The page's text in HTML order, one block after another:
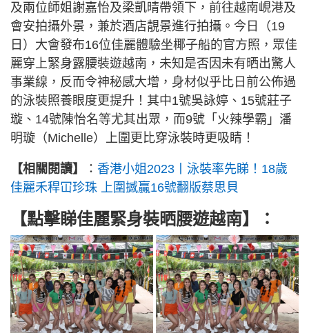
及兩位師姐謝嘉怡及梁凱晴帶領下，前往越南峴港及
會安拍攝外景，兼於酒店靚景進行拍攝。今日（19
日）大會發布16位佳麗體驗坐椰子船的官方照，眾佳
麗穿上緊身露腰裝遊越南，未知是否因未有晒出驚人
事業線，反而令神秘感大增，身材似乎比日前公佈過
的泳裝照養眼度更提升！其中1號吳詠婷、15號莊子
璇、14號陳怡名等尤其出眾，而9號「火辣學霸」潘
明璇（Michelle）上圍更比穿泳裝時更吸睛！
【相關閱讀】 ： 香港小姐2023丨泳裝率先睇！18歲
佳麗禾稈冚珍珠 上圍撼贏16號翻版蔡思貝
【點擊睇佳麗緊身裝晒腰遊越南】：